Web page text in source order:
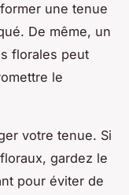
une tenue
De même, un
florales peut
le
votre tenue. Si
gardez le
pour éviter de